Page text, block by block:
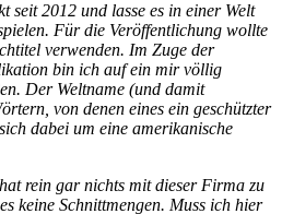
seit 2012 und lasse es in einer Welt
Für die Veröffentlichung wollte
verwenden. Im Zuge der
bin ich auf ein mir völlig
Der Weltname (und damit
von denen eines ein geschützter
dabei um eine amerikanische
rein gar nichts mit dieser Firma zu
keine Schnittmengen. Muss ich hier